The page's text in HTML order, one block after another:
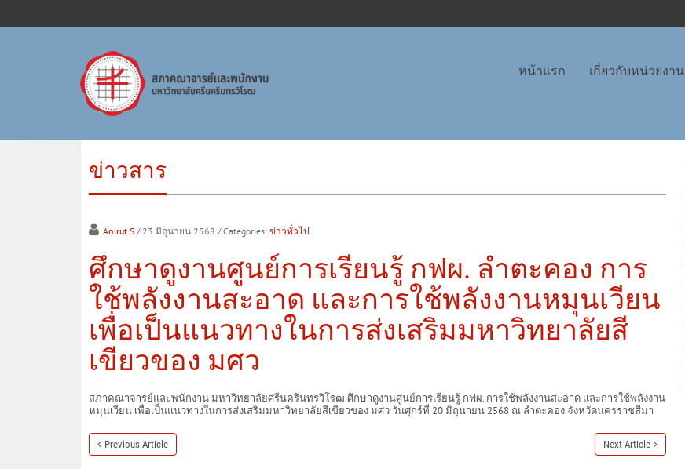
หน้าแรก เกี่ยวกับหน่วยงาน
ข่าวสาร
Anirut S / 23 มิถุนายน 2568 / Categories: ข่าวทั่วไป
ศึกษาดูงานศูนย์การเรียนรู้ กฟผ. ลำตะคอง การ
ใช้พลังงานสะอาด และการใช้พลังงานหมุนเวียน
เพื่อเป็นแนวทางในการส่งเสริมมหาวิทยาลัยสี
เขียวของ มศว
สภาคณาจารย์และพนักงาน มหาวิทยาลัยศรีนครินทรวิโรฒ ศึกษาดูงานศูนย์การเรียนรู้ กฟผ. การใช้พลังงานสะอาด และการใช้พลังงาน
หมุนเวียน เพื่อเป็นแนวทางในการส่งเสริมมหาวิทยาลัยสีเขียวของ มศว วันศุกร์ที่ 20 มิถุนายน 2568 ณ ลำตะคอง จังหวัดนครราชสีมา
Previous Article Next Article